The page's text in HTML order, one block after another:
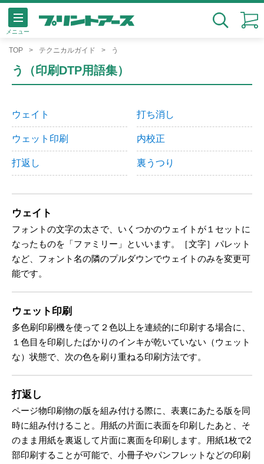
メニュー
TOP テクニカルガイド う
う（印刷DTP用語集）
ウェイト
ウェット印刷
打返し
打ち消し
内校正
裏うつり
ウェイト
フォントの文字の太さで、いくつかのウェイトが１セットに
なったものを「ファミリー」といいます。［文字］パレット
など、フォント名の隣のプルダウンでウェイトのみを変更可
能です。
ウェット印刷
多色刷印刷機を使って２色以上を連続的に印刷する場合に、
１色目を印刷したばかりのインキが乾いていない（ウェット
な）状態で、次の色を刷り重ねる印刷方法です。
打返し
ページ物印刷物の版を組み付ける際に、表裏にあたる版を同
時に組み付けること。用紙の片面に表面を印刷したあと、そ
のまま用紙を裏返して片面に裏面を印刷します。用紙1枚で2
部印刷することが可能で、小冊子やパンフレットなどの印刷